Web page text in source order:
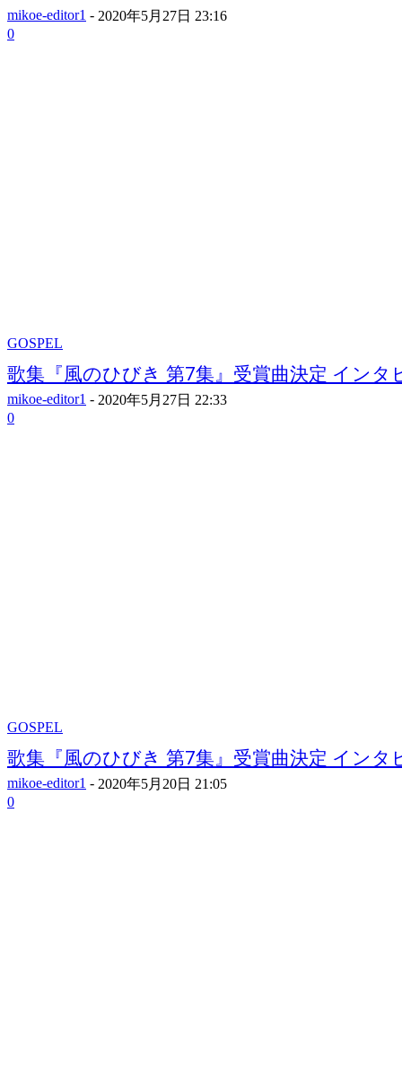
mikoe-editor1 - 2020年5月27日 23:16
0
GOSPEL
歌集『風のひびき 第7集』受賞曲決定 インタ
mikoe-editor1 - 2020年5月27日 22:33
0
GOSPEL
歌集『風のひびき 第7集』受賞曲決定 インタ
mikoe-editor1 - 2020年5月20日 21:05
0